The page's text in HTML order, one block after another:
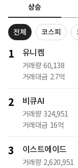
상승
전체 코스피
1 유니켐
거래량 60,138
거래대금 2.7억
2 비큐AI
거래량 324,951
거래대금 16억
3 이스트에이드
거래량 2,620,951